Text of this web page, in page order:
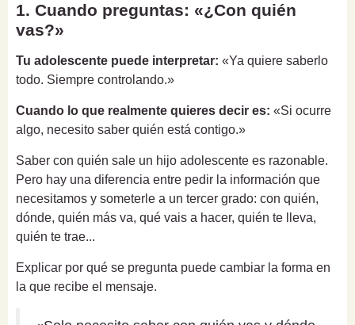
1. Cuando preguntas: «¿Con quién
vas?»
Tu adolescente puede interpretar: «Ya quiere saberlo
todo. Siempre controlando.»
Cuando lo que realmente quieres decir es: «Si ocurre
algo, necesito saber quién está contigo.»
Saber con quién sale un hijo adolescente es razonable.
Pero hay una diferencia entre pedir la información que
necesitamos y someterle a un tercer grado: con quién,
dónde, quién más va, qué vais a hacer, quién te lleva,
quién te trae...
Explicar por qué se pregunta puede cambiar la forma en
la que recibe el mensaje.